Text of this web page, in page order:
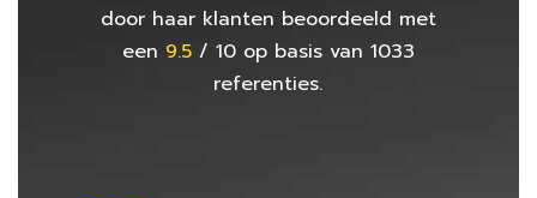
door haar klanten beoordeeld met
een 9.5/ 10op basis van 1033
referenties.